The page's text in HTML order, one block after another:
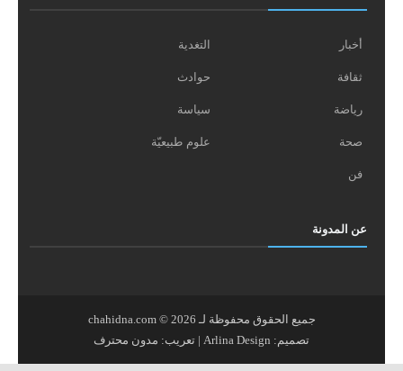
أخبار التغدية
ثقافة حوادث
رياضة سياسة
صحة علوم طبيعيّة
فن
عن المدونة
جميع الحقوق محفوظة لـ chahidna.com© 2026
تصميم: Arlina Design | تعريب: مدون محترف